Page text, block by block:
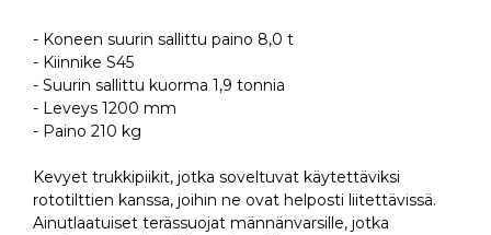
- Koneen suurin sallittu paino 8,0 t
- Kiinnike S45
- Suurin sallittu kuorma 1,9 tonnia
- Leveys 1200 mm
- Paino 210 kg
Kevyet trukkipiikit, jotka soveltuvat käytettäviksi
rototilttien kanssa, joihin ne ovat helposti liitettävissä.
Ainutlaatuiset terässuojat männänvarsille, jotka